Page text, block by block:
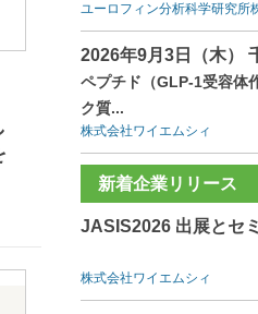
ユーロフィン分析科学研究所
2026年9月3日（木）
ペプチド（GLP-1受容体
ク質...
株式会社ワイエムシィ
新着企業リリース
JASIS2026 出展とセ
株式会社ワイエムシィ